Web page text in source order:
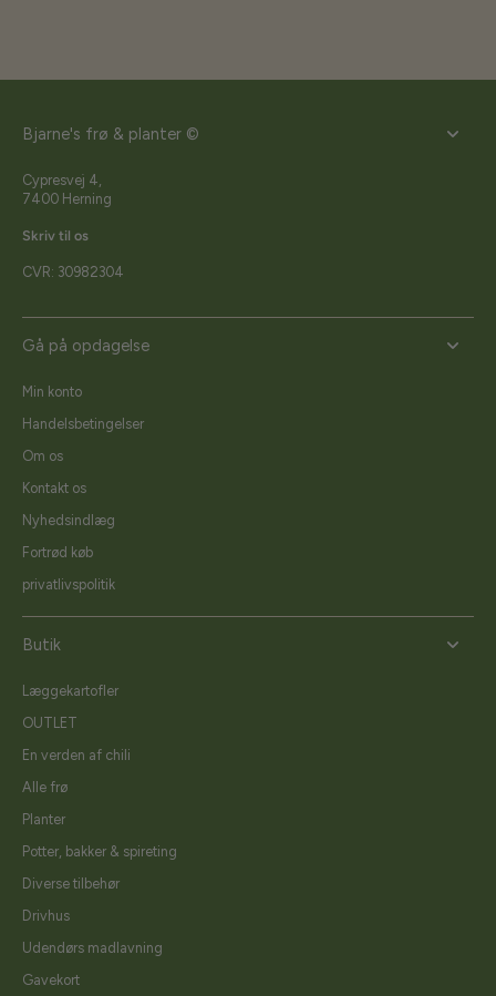
Bjarne's frø & planter ©
Cypresvej 4,
7400 Herning
Skriv til os
CVR: 30982304
Gå på opdagelse
Min konto
Handelsbetingelser
Om os
Kontakt os
Nyhedsindlæg
Fortrød køb
privatlivspolitik
Butik
Læggekartofler
OUTLET
En verden af chili
Alle frø
Planter
Potter, bakker & spireting
Diverse tilbehør
Drivhus
Udendørs madlavning
Gavekort